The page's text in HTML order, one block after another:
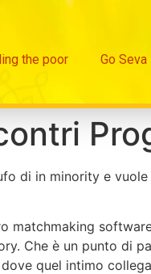
the poor Go Seva
di in minority e
matchmaking
Che è un punto di
quel intimo